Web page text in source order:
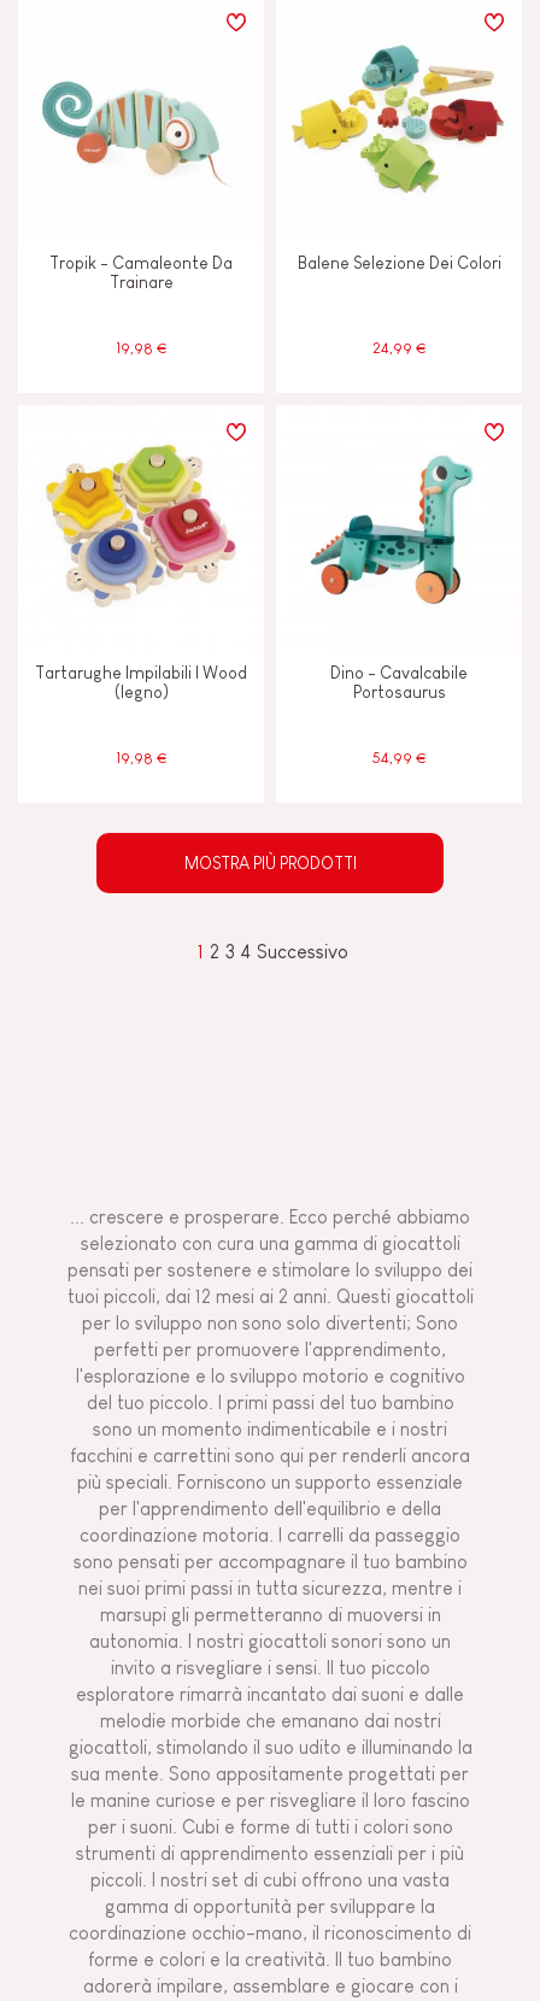
Tropik - Camaleonte Da
Trainare
19,98 €
Balene Selezione Dei Colori
24,99 €
Tartarughe Impilabili I Wood
(legno)
19,98 €
Dino - Cavalcabile
Portosaurus
54,99 €
MOSTRA PIÙ PRODOTTI
1 2 3 4 Successivo
... crescere e prosperare. Ecco perché abbiamo
selezionato con cura una gamma di giocattoli
pensati per sostenere e stimolare lo sviluppo dei
tuoi piccoli, dai 12 mesi ai 2 anni. Questi giocattoli
per lo sviluppo non sono solo divertenti; Sono
perfetti per promuovere l'apprendimento,
l'esplorazione e lo sviluppo motorio e cognitivo
del tuo piccolo. I primi passi del tuo bambino
sono un momento indimenticabile e i nostri
facchini e carrettini sono qui per renderli ancora
più speciali. Forniscono un supporto essenziale
per l'apprendimento dell'equilibrio e della
coordinazione motoria. I carrelli da passeggio
sono pensati per accompagnare il tuo bambino
nei suoi primi passi in tutta sicurezza, mentre i
marsupi gli permetteranno di muoversi in
autonomia. I nostri giocattoli sonori sono un
invito a risvegliare i sensi. Il tuo piccolo
esploratore rimarrà incantato dai suoni e dalle
melodie morbide che emanano dai nostri
giocattoli, stimolando il suo udito e illuminando la
sua mente. Sono appositamente progettati per
le manine curiose e per risvegliare il loro fascino
per i suoni. Cubi e forme di tutti i colori sono
strumenti di apprendimento essenziali per i più
piccoli. I nostri set di cubi offrono una vasta
gamma di opportunità per sviluppare la
coordinazione occhio-mano, il riconoscimento di
forme e colori e la creatività. Il tuo bambino
adorerà impilare, assemblare e giocare con i